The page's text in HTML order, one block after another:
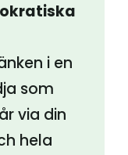
i en
som
via din
hela